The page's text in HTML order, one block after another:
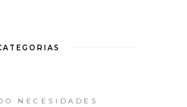
NECESIDADES